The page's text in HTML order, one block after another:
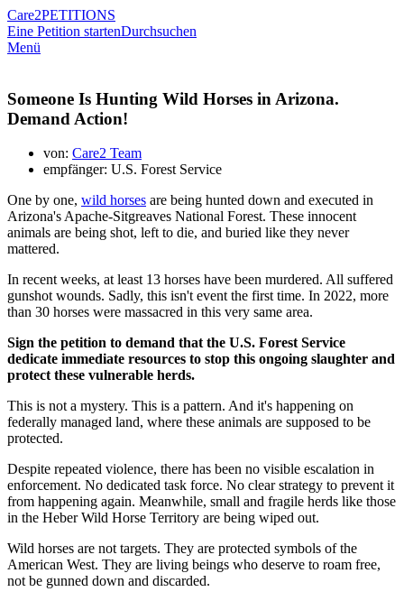
Care2PETITIONS
Eine Petition startenDurchsuchen
Menü
Someone Is Hunting Wild Horses in Arizona.
Demand Action!
von: Care2 Team
empfänger: U.S. Forest Service
One by one, wild horses are being hunted down and executed in
Arizona's Apache-Sitgreaves National Forest. These innocent
animals are being shot, left to die, and buried like they never
mattered.
In recent weeks, at least 13 horses have been murdered. All suffered
gunshot wounds. Sadly, this isn't event the first time. In 2022, more
than 30 horses were massacred in this very same area.
Sign the petition to demand that the U.S. Forest Service
dedicate immediate resources to stop this ongoing slaughter and
protect these vulnerable herds.
This is not a mystery. This is a pattern. And it's happening on
federally managed land, where these animals are supposed to be
protected.
Despite repeated violence, there has been no visible escalation in
enforcement. No dedicated task force. No clear strategy to prevent it
from happening again. Meanwhile, small and fragile herds like those
in the Heber Wild Horse Territory are being wiped out.
Wild horses are not targets. They are protected symbols of the
American West. They are living beings who deserve to roam free,
not be gunned down and discarded.